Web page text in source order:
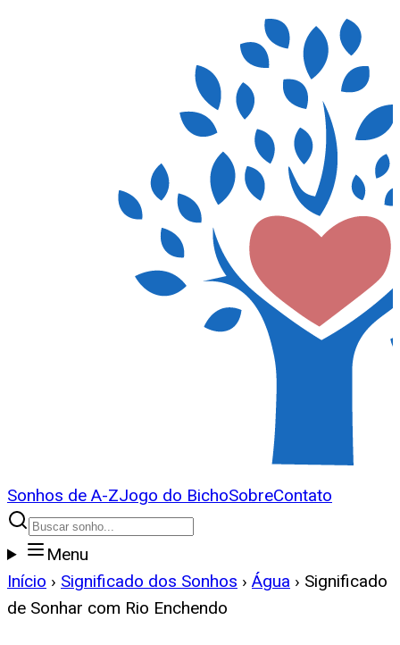
Sonhos de A-ZJogo do BichoSobreContato
Menu
Início › Significado dos Sonhos › Água › Significado
de Sonhar com Rio Enchendo